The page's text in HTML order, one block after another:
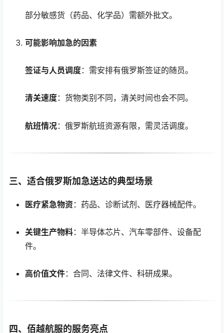
部分敏感货（药品、化学品）需额外批文。
可能影响加急的因素
签证与人员调度：需安排有俄罗斯签证的随员。
清关速度：货物类别不同，清关时间也会不同。
航班情况：俄罗斯航班资源有限，需灵活调度。
三、适合俄罗斯加急送达的典型场景
医疗紧急物资：药品、诊断试剂、医疗器械配件。
关键生产物料：半导体芯片、汽车零部件、设备配
件。
高价值文件：合同、法律文件、科研成果。
四、佰越航服的服务亮点